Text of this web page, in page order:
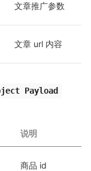
文章推广参数
文章 url 内容
Payload
说明
商品 id